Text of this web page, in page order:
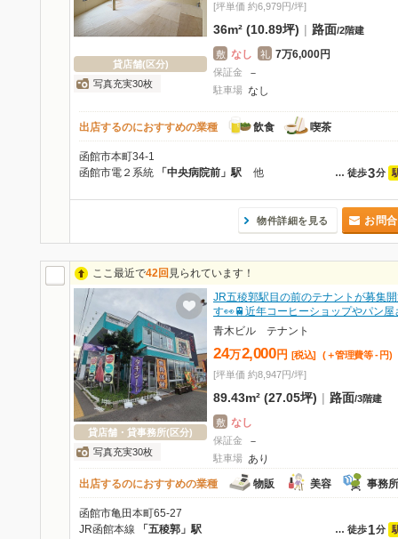
貸店舗(区分)
写真充実30枚
[坪単価 約6,979円/坪]
36m² (10.89坪) | 路面/2階建
敷 なし 礼 7万6,000円
保証金 －
駐車場 なし
出店するのにおすすめの業種 飲食 喫茶
函館市本町34-1
… 徒歩3分
函館市電２系統 「中央病院前」駅 他
物件詳細を見る お問
ここ最近で42回 見られています！
貸店舗・貸事務所(区分)
写真充実30枚
JR五稜郭駅目の前のテナントが募集
す👀🚆近年コーヒーショップやパン
青木ビル テナント
24万2,000 円 [税込] (＋管理費等 - 円)
[坪単価 約8,947円/坪]
89.43m² (27.05坪) | 路面/3階建
敷 なし
保証金 －
駐車場 あり
出店するのにおすすめの業種
物販 美容 事務所
函館市亀田本町65-27
… 徒歩1分
JR函館本線 「五稜郭」駅